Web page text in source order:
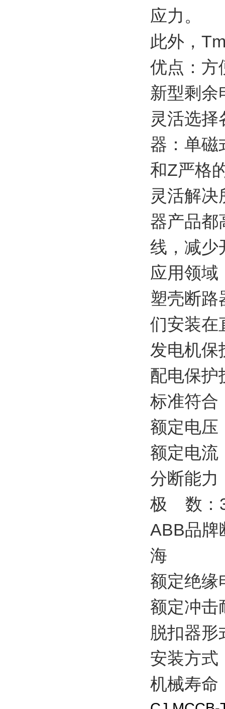
应力。
此外，
优点：方
新型剩余
灵活选
器：单磁
和Z严格
灵活解
器产品都
线，减少
应用领域
塑壳断路
们安装在
发电机保
配电保护
标准符合
额定电压
额定电流
分断能力
极 数：
ABB品
海
额定绝缘
额定冲击
脱扣器形
安装方式
机械寿命